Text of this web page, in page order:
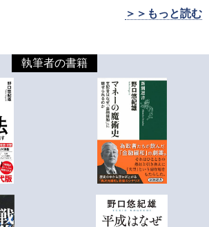
＞＞もっと読む
執筆者の書籍